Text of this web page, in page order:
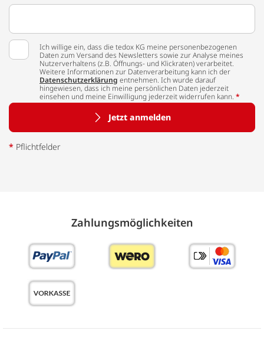
Ich willige ein, dass die tedox KG meine personenbezogenen
Daten zum Versand des Newsletters sowie zur Analyse meines
Nutzerverhaltens (z.B. Öffnungs- und Klickraten) verarbeitet.
Weitere Informationen zur Datenverarbeitung kann ich der
Datenschutzerklärung entnehmen. Ich wurde darauf
hingewiesen, dass ich meine persönlichen Daten jederzeit
einsehen und meine Einwilligung jederzeit widerrufen kann. *
Jetzt anmelden
* Pflichtfelder
Zahlungs­möglich­keiten